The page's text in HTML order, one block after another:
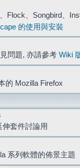
Flock、Songbird、
的使用與安裝
問題, 亦請參考 Wiki
的 Mozilla Firefox
套件討論用
系列軟體的佈景主題